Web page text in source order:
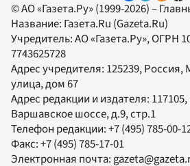
© АО «Газета.Ру» (1999-2026) –
Название: Газета.Ru (Gazeta.Ru)
Учредитель:АО «Газета.Ру», ОГРН
7743625728
Адрес учредителя: 125239, Россия,
улица, дом 67
Адрес редакции и издателя: 117105,
Варшавское шоссе, д.9, стр.1
Телефон редакции:+7 (495) 785-00-
Факс:+7 (495) 785-17-01
Электронная почта: